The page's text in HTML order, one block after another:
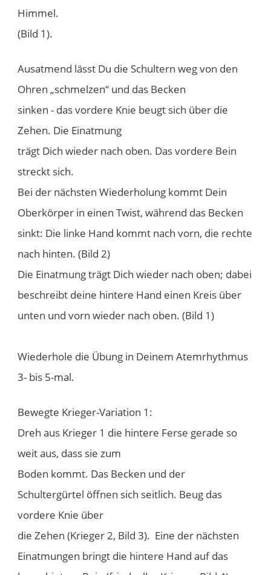
Himmel.
(Bild 1).
​Ausatmend lässt Du die Schultern weg von den
Ohren „schmelzen“ und das Becken
sinken - das vordere Knie beugt sich über die
Zehen. Die Einatmung
trägt Dich wieder nach oben. Das vordere Bein
streckt sich.
Bei der nächsten Wiederholung kommt Dein
Oberkörper in einen Twist, während das Becken
sinkt: Die linke Hand kommt nach vorn, die rechte
nach hinten. (Bild 2)
Die Einatmung trägt Dich wieder nach oben; dabei
beschreibt deine hintere Hand einen Kreis über
unten und vorn wieder nach oben. (Bild 1)
Wiederhole die Übung in Deinem Atemrhythmus
3- bis 5-mal.
​Bewegte Krieger-Variation 1:
Dreh aus Krieger 1 die hintere Ferse gerade so
weit aus, dass sie zum
Boden kommt. Das Becken und der
Schultergürtel öffnen sich seitlich. Beug das
vordere Knie über
die Zehen (Krieger 2, Bild 3). Eine der nächsten
Einatmungen bringt die hintere Hand auf das